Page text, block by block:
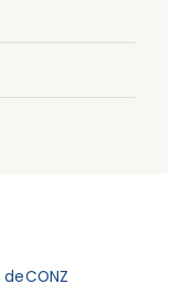
deCONZ